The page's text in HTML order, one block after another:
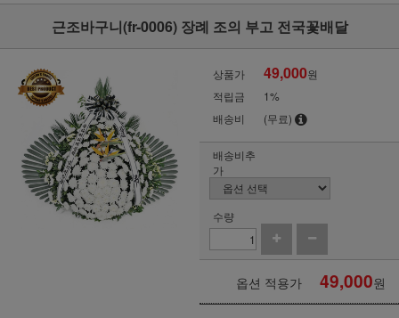
근조바구니(fr-0006) 장례 조의 부고 전국꽃배달
상품가 49,000원
적립금
1%
배송비
(무료)
배송비추
가
수량
옵션 적용가 49,000원